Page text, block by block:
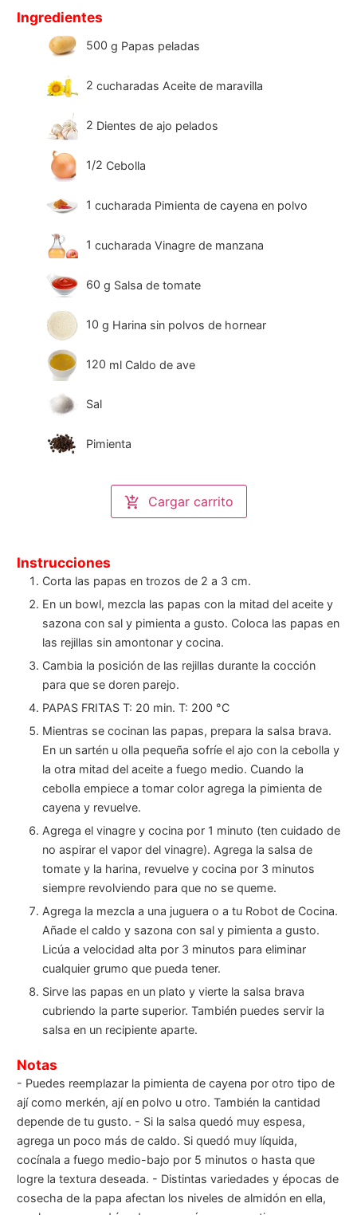
Ingredientes
500 g Papas peladas
2 cucharadas Aceite de maravilla
2 Dientes de ajo pelados
1/2 Cebolla
1 cucharada Pimienta de cayena en polvo
1 cucharada Vinagre de manzana
60 g Salsa de tomate
10 g Harina sin polvos de hornear
120 ml Caldo de ave
Sal
Pimienta
Cargar carrito
Instrucciones
Corta las papas en trozos de 2 a 3 cm.
En un bowl, mezcla las papas con la mitad del aceite y
sazona con sal y pimienta a gusto. Coloca las papas en
las rejillas sin amontonar y cocina.
Cambia la posición de las rejillas durante la cocción
para que se doren parejo.
PAPAS FRITAS T: 20 min. T: 200 °C
Mientras se cocinan las papas, prepara la salsa brava.
En un sartén u olla pequeña sofríe el ajo con la cebolla y
la otra mitad del aceite a fuego medio. Cuando la
cebolla empiece a tomar color agrega la pimienta de
cayena y revuelve.
Agrega el vinagre y cocina por 1 minuto (ten cuidado de
no aspirar el vapor del vinagre). Agrega la salsa de
tomate y la harina, revuelve y cocina por 3 minutos
siempre revolviendo para que no se queme.
Agrega la mezcla a una juguera o a tu Robot de Cocina.
Añade el caldo y sazona con sal y pimienta a gusto.
Licúa a velocidad alta por 3 minutos para eliminar
cualquier grumo que pueda tener.
Sirve las papas en un plato y vierte la salsa brava
cubriendo la parte superior. También puedes servir la
salsa en un recipiente aparte.
Notas
- Puedes reemplazar la pimienta de cayena por otro tipo de
ají como merkén, ají en polvo u otro. También la cantidad
depende de tu gusto. - Si la salsa quedó muy espesa,
agrega un poco más de caldo. Si quedó muy líquida,
cocínala a fuego medio-bajo por 5 minutos o hasta que
logre la textura deseada. - Distintas variedades y épocas de
cosecha de la papa afectan los niveles de almidón en ella,